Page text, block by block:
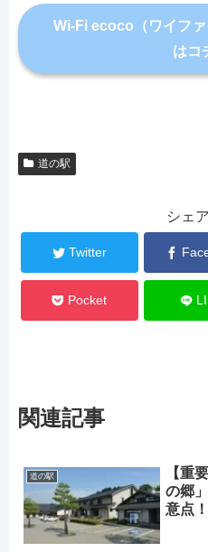
Wi-Fi ecoco（ワイフ
はコ
道の駅
シェ
Twitter
Pocket
関連記事
道の駅
【重
の郷
意点！